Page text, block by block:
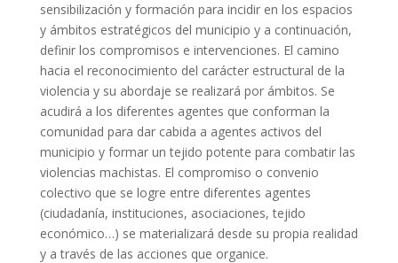
sensibilización y formación para incidir en los espacios
y ámbitos estratégicos del municipio y a continuación,
definir los compromisos e intervenciones. El camino
hacia el reconocimiento del carácter estructural de la
violencia y su abordaje se realizará por ámbitos. Se
acudirá a los diferentes agentes que conforman la
comunidad para dar cabida a agentes activos del
municipio y formar un tejido potente para combatir las
violencias machistas. El compromiso o convenio
colectivo que se logre entre diferentes agentes
(ciudadanía, instituciones, asociaciones, tejido
económico…) se materializará desde su propia realidad
y a través de las acciones que organice.